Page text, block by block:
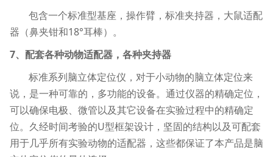
包含一个标准型基座，操作臂，标准夹持器，大鼠适配
器（鼻夹钳和18°耳棒）。
7、配套各种动物适配器，各种夹持器
标准系列脑立体定位仪，对于小动物的脑立体定位来
说，是一种可靠的，多功能的设备。通过仪器的精确定位，
可以确保电极、微管以及其它设备在实验过程中的精确定
位。久经时间考验的U型框架设计，坚固的结构以及可配套
用于几乎所有实验动物的适配器，这些都保证了本产品是脑